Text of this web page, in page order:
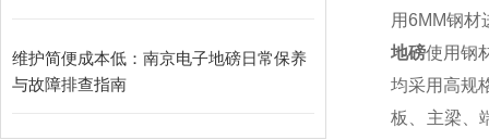
维护简便成本低：南京电子地磅日常保养
与故障排查指南​
用6MM钢材
地磅使用钢
均采用高规
板、主梁、